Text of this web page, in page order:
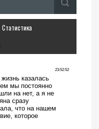
Статистика